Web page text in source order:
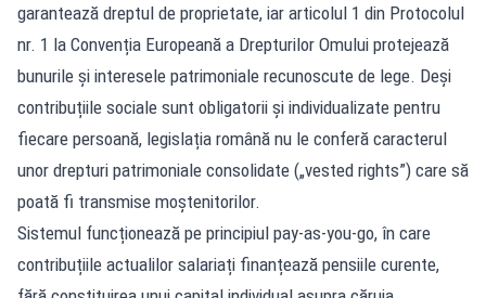
garantează dreptul de proprietate, iar articolul 1 din Protocolul
nr. 1 la Convenția Europeană a Drepturilor Omului protejează
bunurile și interesele patrimoniale recunoscute de lege. Deși
contribuțiile sociale sunt obligatorii și individualizate pentru
fiecare persoană, legislația română nu le conferă caracterul
unor drepturi patrimoniale consolidate („vested rights”) care să
poată fi transmise moștenitorilor.
Sistemul funcționează pe principiul pay-as-you-go, în care
contribuțiile actualilor salariați finanțează pensiile curente,